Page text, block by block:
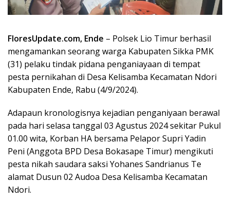
FloresUpdate.com, Ende – Polsek Lio Timur berhasil
mengamankan seorang warga Kabupaten Sikka PMK
(31) pelaku tindak pidana penganiayaan di tempat
pesta pernikahan di Desa Kelisamba Kecamatan Ndori
Kabupaten Ende, Rabu (4/9/2024).
Adapaun kronologisnya kejadian penganiyaan berawal
pada hari selasa tanggal 03 Agustus 2024 sekitar Pukul
01.00 wita, Korban HA bersama Pelapor Supri Yadin
Peni (Anggota BPD Desa Bokasape Timur) mengikuti
pesta nikah saudara saksi Yohanes Sandrianus Te
alamat Dusun 02 Audoa Desa Kelisamba Kecamatan
Ndori.